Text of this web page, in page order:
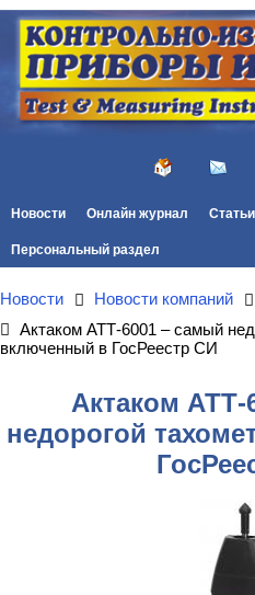
Новости Онлайн журнал Статьи
Персональный раздел
Новости Новости компаний
Актаком АТТ-6001 – самый
включенный в ГосРеестр СИ
Актаком
недорогой